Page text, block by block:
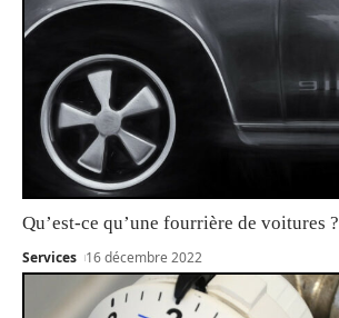
Qu’est-ce qu’une fourrière de voitures ?
Services 16 décembre 2022